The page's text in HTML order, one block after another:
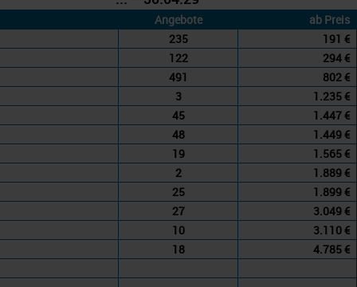
Angebote
ab Preis
235
191 €
122
294 €
491
802 €
3
1.235 €
45
1.447 €
48
1.449 €
19
1.565 €
2
1.889 €
25
1.899 €
27
3.049 €
10
3.110 €
18 4.785 €